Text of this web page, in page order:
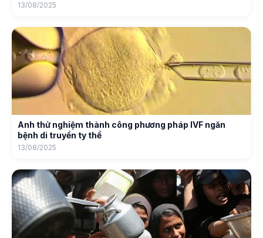
13/08/2025
Anh thử nghiệm thành công phương pháp IVF ngăn
bệnh di truyền ty thể
13/08/2025